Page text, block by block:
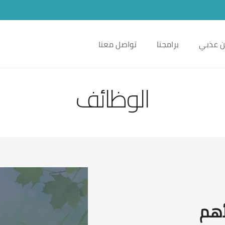
عذبي برامجنا تواصل معنا
الوظائف